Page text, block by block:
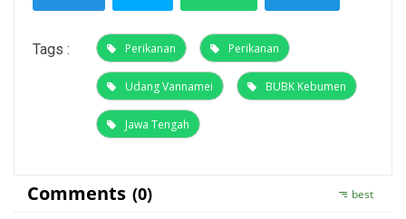
Tags : Perikanan Perikanan
Udang Vannamei BUBK Kebumen
Jawa Tengah